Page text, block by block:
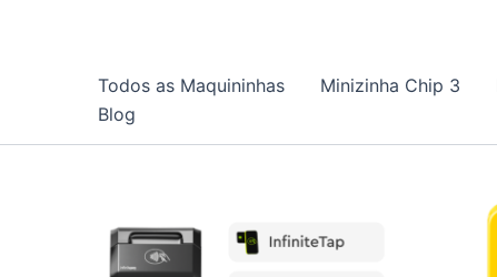
Todos as Maquininhas Minizinha Chip 3
Blog